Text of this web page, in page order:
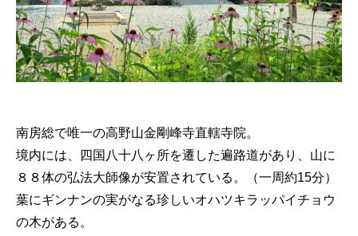
南房総で唯一の高野山金剛峰寺直轄寺院。
境内には、四国八十八ヶ所を遷した遍路道があり、山に
８８体の弘法大師像が安置されている。（一周約15分）
葉にギンナンの実がなる珍しいオハツキラッパイチョウ
の木がある。